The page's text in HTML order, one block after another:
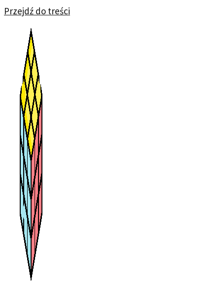
Przejdź do treści